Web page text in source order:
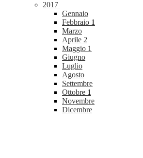
2017
Gennaio
Febbraio 1
Marzo
Aprile 2
Maggio 1
Giugno
Luglio
Agosto
Settembre
Ottobre 1
Novembre
Dicembre